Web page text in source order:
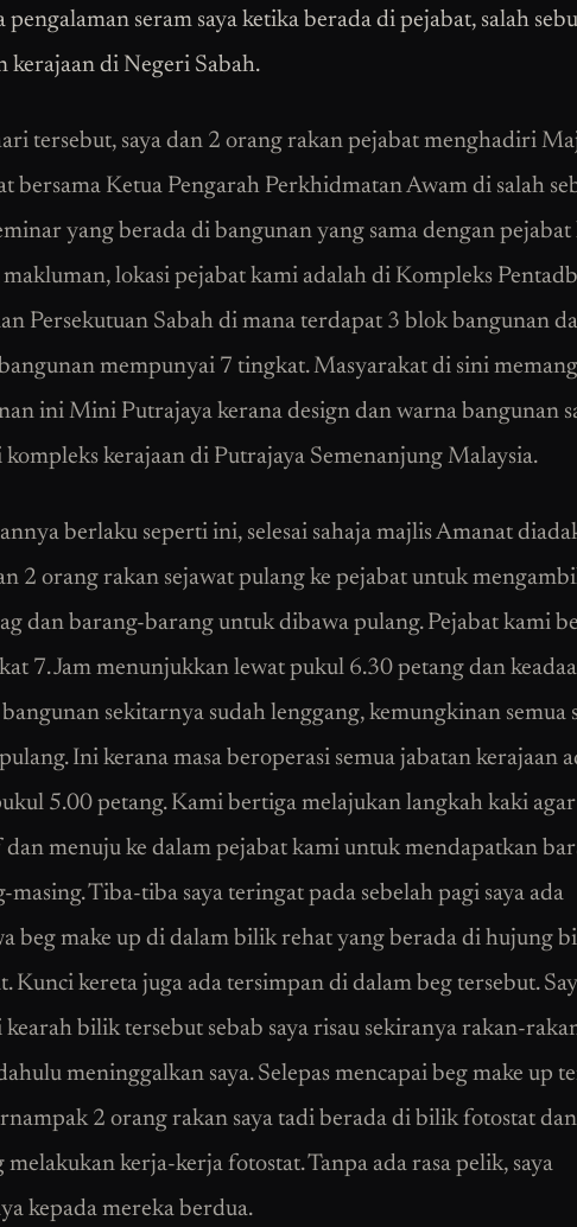
pengalaman seram saya ketika berada di pejabat, salah
kerajaan di Negeri Sabah.
tersebut, saya dan 2 orang rakan pejabat menghadiri
bersama Ketua Pengarah Perkhidmatan Awam di salah
yang berada di bangunan yang sama dengan pejabat
lokasi pejabat kami adalah di Kompleks
Persekutuan Sabah di mana terdapat 3 blok bangunan
mempunyai 7 tingkat. Masyarakat di sini
ini Mini Putrajaya kerana design dan warna bangunan
kompleks kerajaan di Putrajaya Semenanjung Malaysia.
berlaku seperti ini, selesai sahaja majlis Amanat
2 orang rakan sejawat pulang ke pejabat untuk
dan barang-barang untuk dibawa pulang. Pejabat kami
7. Jam menunjukkan lewat pukul 6.30 petang dan
sekitarnya sudah lenggang, kemungkinan semua
Ini kerana masa beroperasi semua jabatan kerajaan
5.00 petang. Kami bertiga melajukan langkah kaki
menuju ke dalam pejabat kami untuk mendapatkan
masing. Tiba-tiba saya teringat pada sebelah pagi saya ada
beg make up di dalam bilik rehat yang berada di hujung
Kunci kereta juga ada tersimpan di dalam beg tersebut.
bilik tersebut sebab saya risau sekiranya rakan-
meninggalkan saya. Selepas mencapai beg make up
2 orang rakan saya tadi berada di bilik fotostat dan
melakukan kerja-kerja fotostat. Tanpa ada rasa pelik, saya
kepada mereka berdua.